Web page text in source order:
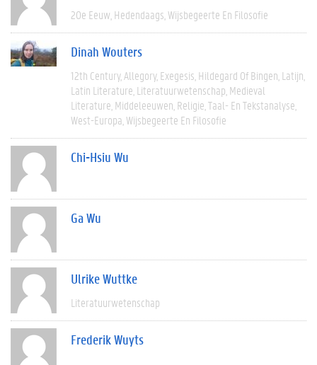
20e Eeuw Hedendaags Wijsbegeerte En Filosofie
Dinah Wouters
12th Century Allegory Exegesis Hildegard Of Bingen Latijn
Latin Literature Literatuurwetenschap Medieval
Literature Middeleeuwen Religie Taal- En Tekstanalyse
West-Europa Wijsbegeerte En Filosofie
Chi-Hsiu Wu
Ga Wu
Ulrike Wuttke
Literatuurwetenschap
Frederik Wuyts